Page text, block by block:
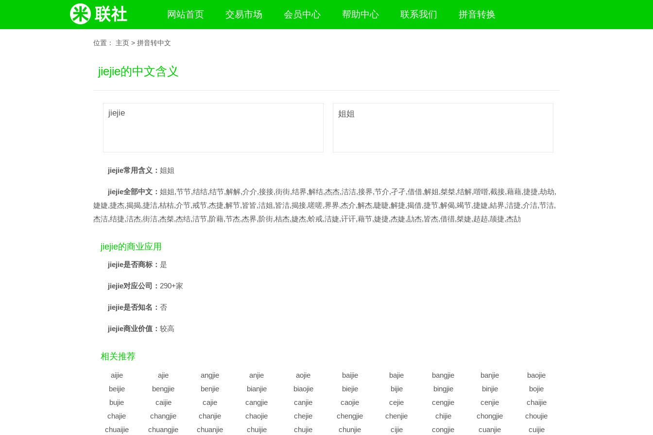
网站首页 交易市场 会员中心 帮助中心 联系我们 拼音转换
位置： 主页 > 拼音转中文
jiejie的中文含义
jiejie 姐姐
jiejie常用含义： 姐姐
jiejie全部中文： 姐姐,节节,结结,结节,解解,介介,接接,街街,结界,解结,杰杰,洁洁,接界,节介,孑孑,借借,解姐,桀桀,结解,喈喈,截接,藉藉,捷捷,劫劫,
婕婕,捷杰,揭揭,捷洁,桔桔,介节,戒节,杰捷,解节,皆皆,洁姐,皆洁,揭接,嗟嗟,界界,杰介,解杰,睫睫,解捷,揭借,捷节,解偈,竭节,捷婕,結界,洁捷,介洁,节洁,
杰洁,结捷,洁杰,街洁,杰桀,杰结,洁节,阶藉,节杰,杰界,阶街,桔杰,婕杰,蚧戒,洁婕,讦讦,藉节,婕捷,杰婕,劼杰,皆杰,借徣,桀婕,趌趌,颉捷,杰劼
jiejie的商业应用
jiejie是否商标： 是
jiejie对应公司： 290+家
jiejie是否知名： 否
jiejie商业价值： 较高
相关推荐
aijie ajie angjie anjie aojie baijie bajie bangjie banjie
baojie
beijie
bengjie benjie bianjie biaojie biejie bijie bingjie binjie
bojie
bujie
caijie cajie cangjie canjie caojie cejie cengjie cenjie
chaijie
chajie
changjie chanjie chaojie chejie chengjie chenjie chijie chongjie
choujie
chuaijie
chuangjie chuanjie chuijie chujie chunjie cijie congjie cuanjie cuijie